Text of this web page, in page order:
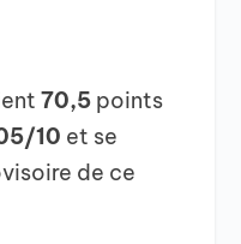
70,5 points
10 et se
de ce